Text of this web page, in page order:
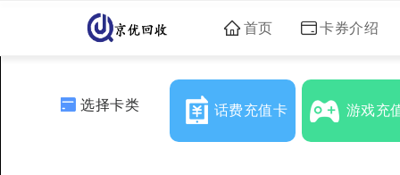
首页 卡券介绍
选择卡类 话费充值卡 游戏充